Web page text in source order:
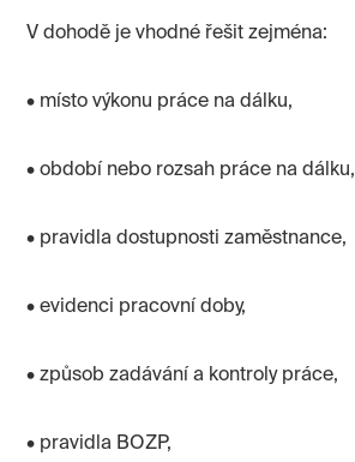
V dohodě je vhodné řešit zejména:
• místo výkonu práce na dálku,
• období nebo rozsah práce na dálku,
• pravidla dostupnosti zaměstnance,
• evidenci pracovní doby,
• způsob zadávání a kontroly práce,
• pravidla BOZP,